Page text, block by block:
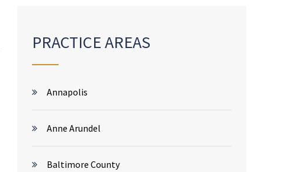
PRACTICE AREAS
Annapolis
Anne Arundel
Baltimore County